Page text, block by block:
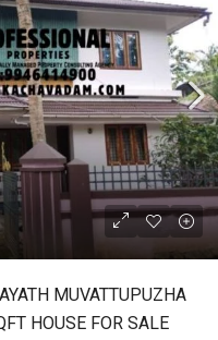
MUVATTUPUZHA
HOUSE FOR SALE